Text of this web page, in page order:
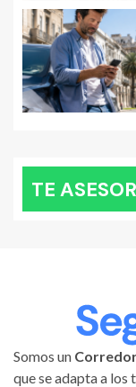
TE
Somos un
que se adapta a los